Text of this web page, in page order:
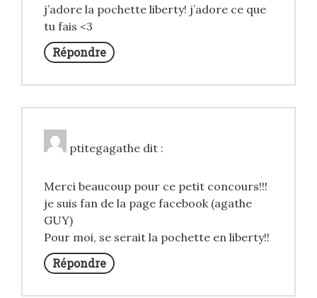
j’adore la pochette liberty! j’adore ce que
tu fais <3
Répondre
ptitegagathe dit :
Merci beaucoup pour ce petit concours!!!
je suis fan de la page facebook (agathe
GUY)
Pour moi, se serait la pochette en liberty!!
Répondre